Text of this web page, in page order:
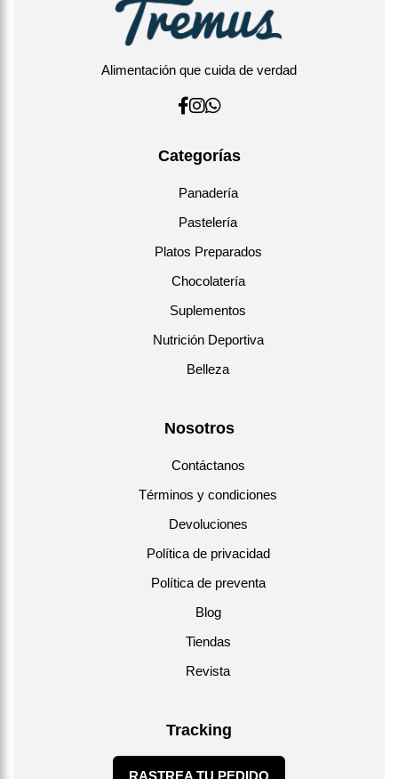
Alimentación que cuida de verdad
Categorías
Panadería
Pastelería
Platos Preparados
Chocolatería
Suplementos
Nutrición Deportiva
Belleza
Nosotros
Contáctanos
Términos y condiciones
Devoluciones
Política de privacidad
Política de preventa
Blog
Tiendas
Revista
Tracking